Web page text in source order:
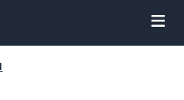
≡